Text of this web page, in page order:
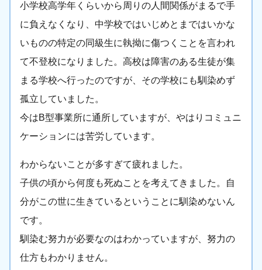
小学校高学年くらいから周りの人間関係がまるで手
に負えなくなり、中学校ではいじめとまではいかな
いものの特定の同級生に執拗に傷つくことを言われ
て不登校になりました。高校は障害のある生徒が集
まる学校へ行ったのですが、その学校にも馴染めず
孤立していました。
今はB型事業所に通所していますが、やはりコミュニ
ケーションには苦労しています。
わからないことが多すぎて疲れました。
子供の頃から何度も死ぬことを考えてきました。自
分がこの世に生きているということに馴染めないん
です。
馴染む努力が必要なのはわかっていますが、努力の
仕方もわかりません。